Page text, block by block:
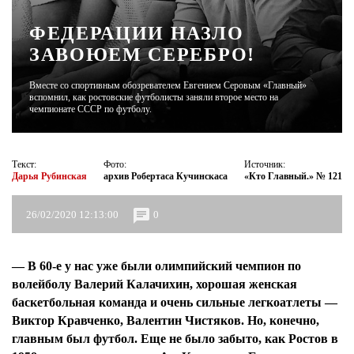
ЖУРНАЛ
ФЕДЕРАЦИИ НАЗЛО
ЗАВОЮЕМ СЕРЕБРО!
Вместе со спортивным обозревателем Евгением Серовым «Главный»
вспомнил, как ростовские футболисты заняли второе место на
чемпионате СССР по футболу.
Текст:
Дарья Рубинская
Фото:
архив Робертаса Кучинскаса
Источник:
«Кто Главный.» № 121
26/02/2020 12:13:00 0
— В 60-е у нас уже были олимпийский чемпион по
волейболу Валерий Калачихин, хорошая женская
баскетбольная команда и очень сильные легкоатлеты —
Виктор Кравченко, Валентин Чистяков. Но, конечно,
главным был футбол. Еще не было забыто, как Ростов в